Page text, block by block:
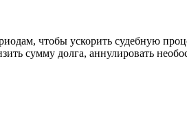
чтобы ускорить судебную
сумму долга, аннулировать